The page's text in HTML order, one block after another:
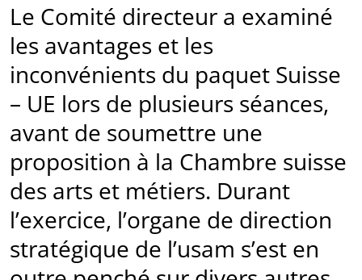
Le Comité directeur a examiné
les avantages et les
inconvénients du paquet Suisse
– UE lors de plusieurs séances,
avant de soumettre une
proposition à la Chambre suisse
des arts et métiers. Durant
l’exercice, l’organe de direction
stratégique de l’usam s’est en